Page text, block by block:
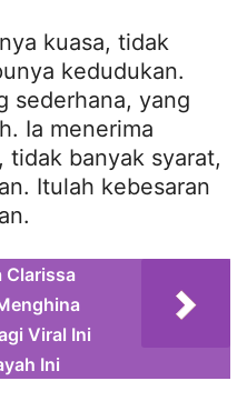
kuasa, tidak
kedudukan.
sederhana, yang
Ia menerima
tidak banyak syarat,
Itulah kebesaran
Clarissa
Viral Ini
Ini